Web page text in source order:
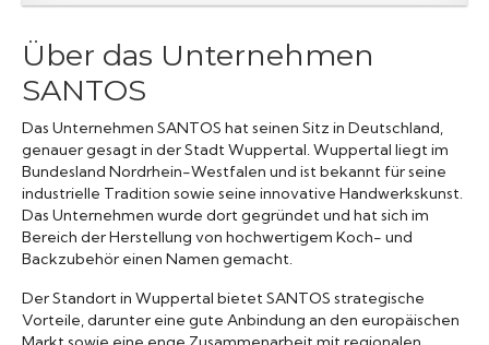
Über das Unternehmen
SANTOS
Das Unternehmen SANTOS hat seinen Sitz in Deutschland,
genauer gesagt in der Stadt Wuppertal. Wuppertal liegt im
Bundesland Nordrhein-Westfalen und ist bekannt für seine
industrielle Tradition sowie seine innovative Handwerkskunst.
Das Unternehmen wurde dort gegründet und hat sich im
Bereich der Herstellung von hochwertigem Koch- und
Backzubehör einen Namen gemacht.
Der Standort in Wuppertal bietet SANTOS strategische
Vorteile, darunter eine gute Anbindung an den europäischen